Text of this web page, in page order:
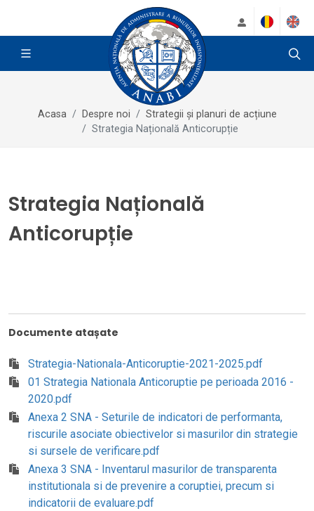
Acasa Despre noi
Strategii și planuri de acțiune
Strategia Națională Anticorupție
Strategia Națională
Anticorupție
Documente atașate
Strategia-Nationala-Anticoruptie-2021-2025.pdf
01 Strategia Nationala Anticoruptie pe perioada 2016 -
2020.pdf
Anexa 2 SNA - Seturile de indicatori de performanta,
riscurile asociate obiectivelor si masurilor din strategie
si sursele de verificare.pdf
Anexa 3 SNA - Inventarul masurilor de transparenta
institutionala si de prevenire a coruptiei, precum si
indicatorii de evaluare.pdf